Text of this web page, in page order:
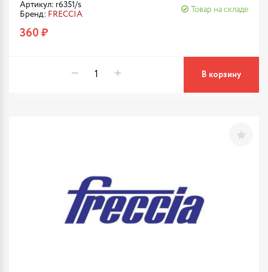
Артикул: r6351/s
Бренд: FRECCIA
Товар на складе
360 ₽
В корзину